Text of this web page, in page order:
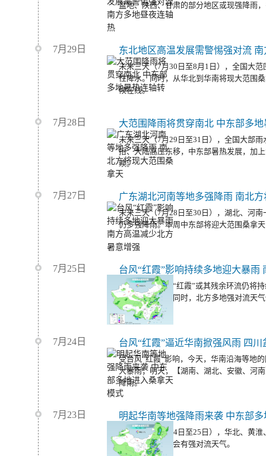
盆地、陕西、甘肃的部分地区或现强降雨
东北地区高温发展需警惕强对流
未来三天（7月30日至8月1日），全国大
性降水。同时，从华北到华南将现大范围
候在线。
7月29日
大范围降雨将贯穿南北 中东部多
未来三天（7月29日至31日），全国大部
抬、大陆高压东移，中东部暑热发展，加
续。
7月28日
广东湖北河南等地多强降雨 南北
未来三天（7月28日至30日），湖北、河
仍多强降雨。本周中东部将迎大范围桑拿
7月27日
未来三天，台风“红霞”或其残余环流仍将
地带来强降雨；同时，北方多地强对流天
7月25日
受台风“红霞”影响，今天，华南沿海等地
大暴雨；明天，【湖南、湖北、安徽、河
降雨。
7月24日
明起华南等地强降雨来袭 中东部
今明两天（7月24日至25日），华北、黄
态势，但局地仍会有强对流天气。
7月23日